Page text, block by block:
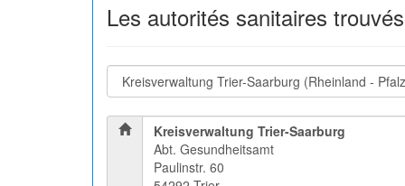
Les autorités sanitaires
Kreisverwaltung Trier-Saarburg
Abt. Gesundheitsamt
Paulinstr. 60